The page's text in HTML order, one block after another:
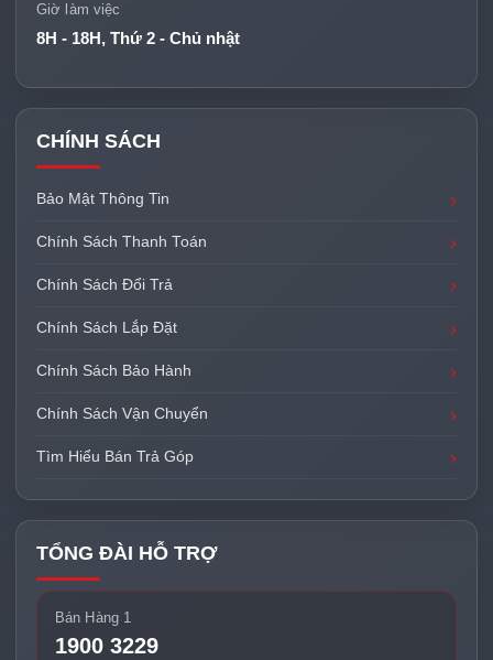
Giờ làm việc
8H - 18H, Thứ 2 - Chủ nhật
CHÍNH SÁCH
Bảo Mật Thông Tin
Chính Sách Thanh Toán
Chính Sách Đổi Trả
Chính Sách Lắp Đặt
Chính Sách Bảo Hành
Chính Sách Vận Chuyển
Tìm Hiểu Bán Trả Góp
TỔNG ĐÀI HỖ TRỢ
Bán Hàng 1
1900 3229